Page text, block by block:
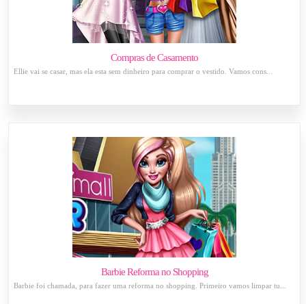
Compras de Casamento
Ellie vai se casar, mas ela esta sem dinheiro para comprar o vestido. Vamos cons...
Barbie Reforma no Shopping
Barbie foi chamada, para fazer uma reforma no shopping. Primeiro vamos limpar tu...